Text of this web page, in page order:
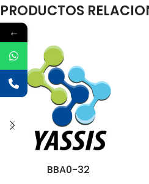
PRODUCTOS
BBA0-32
←